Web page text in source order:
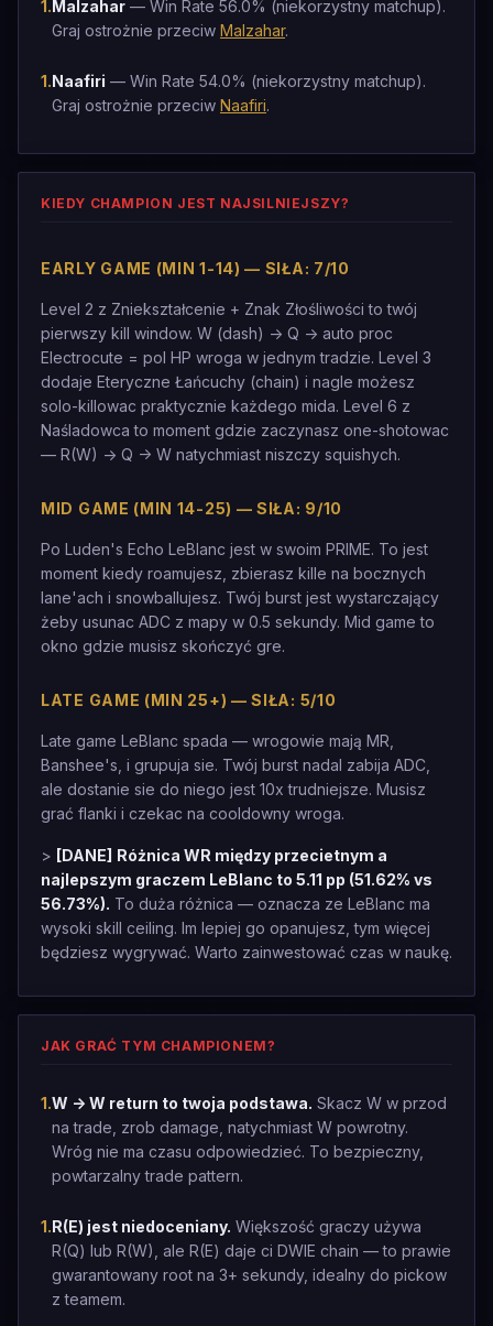
1 . Malzahar — Win Rate 56.0% (niekorzystny matchup).
Graj ostrożnie przeciw Malzahar.
1.Naafiri — Win Rate 54.0% (niekorzystny matchup).
Graj ostrożnie przeciw Naafiri.
KIEDY CHAMPION JEST NAJSILNIEJSZY?
EARLY GAME (MIN 1-14) — SIŁA: 7/10
Level 2 z Zniekształcenie + Znak Złośliwości to twój
pierwszy kill window. W (dash) -> Q -> auto proc
Electrocute = pol HP wroga w jednym tradzie. Level 3
dodaje Eteryczne Łańcuchy (chain) i nagle możesz
solo-killowac praktycznie każdego mida. Level 6 z
Naśladowca to moment gdzie zaczynasz one-shotowac
— R(W) -> Q -> W natychmiast niszczy squishych.
MID GAME (MIN 14-25) — SIŁA: 9/10
Po Luden's Echo LeBlanc jest w swoim PRIME. To jest
moment kiedy roamujesz, zbierasz kille na bocznych
lane'ach i snowballujesz. Twój burst jest wystarczający
żeby usunac ADC z mapy w 0.5 sekundy. Mid game to
okno gdzie musisz skończyć gre.
LATE GAME (MIN 25+) — SIŁA: 5/10
Late game LeBlanc spada — wrogowie mają MR,
Banshee's, i grupuja sie. Twój burst nadal zabija ADC,
ale dostanie sie do niego jest 10x trudniejsze. Musisz
grać flanki i czekac na cooldowny wroga.
> [DANE] Różnica WR między przecietnym a
najlepszym graczem LeBlanc to 5.11 pp (51.62% vs
56.73%). To duża różnica — oznacza ze LeBlanc ma
wysoki skill ceiling. Im lepiej go opanujesz, tym więcej
będziesz wygrywać. Warto zainwestować czas w naukę.
JAK GRAĆ TYM CHAMPIONEM?
1.W -> W return to twoja podstawa. Skacz W w przod
na trade, zrob damage, natychmiast W powrotny.
Wróg nie ma czasu odpowiedzieć. To bezpieczny,
powtarzalny trade pattern.
1.R(E) jest niedoceniany. Większość graczy używa
R(Q) lub R(W), ale R(E) daje ci DWIE chain — to prawie
gwarantowany root na 3+ sekundy, idealny do pickow
z teamem.